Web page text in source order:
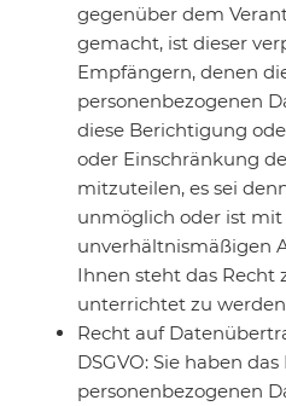
gegenüber dem
gemacht, ist dieser
Empfängern, denen
personenbezogenen
diese Berichtigung
oder Einschränkung
mitzuteilen, es sei
unmöglich oder ist
unverhältnismäßigen
Ihnen steht das Recht
unterrichtet zu
Recht auf
DSGVO: Sie haben
personenbezogenen